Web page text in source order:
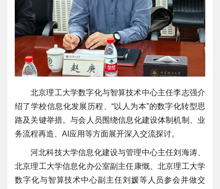
北京理工大学数字化与智算技术中心主任李志强介
绍了学校信息化发展历程、“以人为本”的数字化转型思
路及关键举措。与会人员围绕信息化建设体制机制、业
务流程再造、AI应用等方面展开深入交流探讨。
河北科技大学信息化建设与管理中心主任刘海涛、
北京理工大学信息化办公室副主任康慨、北京理工大学
数字化与智算技术中心副主任刘媛等人员参会并做交